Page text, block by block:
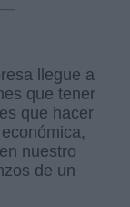
llegue a
que tener
que hacer
nuestro
de un